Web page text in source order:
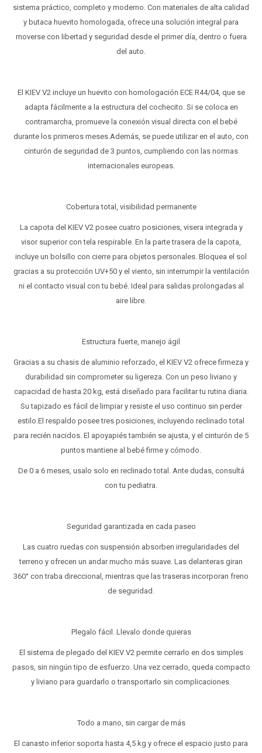
sistema práctico, completo y moderno. Con materiales de alta calidad
y butaca huevito homologada, ofrece una solución integral para
moverse con libertad y seguridad desde el primer día, dentro o fuera
del auto.
El KIEV V2 incluye un huevito con homologación ECE R44/04, que se
adapta fácilmente a la estructura del cochecito. Si se coloca en
contramarcha, promueve la conexión visual directa con el bebé
durante los primeros meses.Además, se puede utilizar en el auto, con
cinturón de seguridad de 3 puntos, cumpliendo con las normas
internacionales europeas.
Cobertura total, visibilidad permanente
La capota del KIEV V2 posee cuatro posiciones, visera integrada y
visor superior con tela respirable. En la parte trasera de la capota,
incluye un bolsillo con cierre para objetos personales. Bloquea el sol
gracias a su protección UV+50 y el viento, sin interrumpir la ventilación
ni el contacto visual con tu bebé. Ideal para salidas prolongadas al
aire libre.
Estructura fuerte, manejo ágil
Gracias a su chasis de aluminio reforzado, el KIEV V2 ofrece firmeza y
durabilidad sin comprometer su ligereza. Con un peso liviano y
capacidad de hasta 20 kg, está diseñado para facilitar tu rutina diaria.
Su tapizado es fácil de limpiar y resiste el uso continuo sin perder
estilo.El respaldo posee tres posiciones, incluyendo reclinado total
para recién nacidos. El apoyapiés también se ajusta, y el cinturón de 5
puntos mantiene al bebé firme y cómodo.
De 0 a 6 meses, usalo solo en reclinado total. Ante dudas, consultá
con tu pediatra.
Seguridad garantizada en cada paseo
Las cuatro ruedas con suspensión absorben irregularidades del
terreno y ofrecen un andar mucho más suave. Las delanteras giran
360° con traba direccional, mientras que las traseras incorporan freno
de seguridad.
Plegalo fácil. Llevalo donde quieras
El sistema de plegado del KIEV V2 permite cerrarlo en dos simples
pasos, sin ningún tipo de esfuerzo. Una vez cerrado, queda compacto
y liviano para guardarlo o transportarlo sin complicaciones.
Todo a mano, sin cargar de más
El canasto inferior soporta hasta 4,5 kg y ofrece el espacio justo para